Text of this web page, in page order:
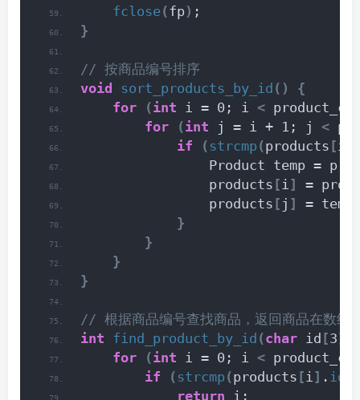
fclose(fp) ;
}
// 按商品编号排序
void
sort_products_by_id ()
{
for
(int i = 0; i <
for
(int j = i + 1; j <
if
(strcmp (products [i
Product temp =
                products
[i]
=
                products
[ j ]
=
}
}
}
}
// 根据商品编号查找商品，返回商品在数组
int find_product_by_id (char id [3])
for
(int i = 0; i <
if
(strcmp (products [i] . id
return i;